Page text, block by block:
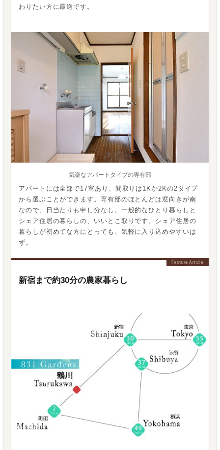
わりたい方に最適です。
気楽なアパートタイプの専有部
アパートには全部で17室あり、間取りは1Kか2Kの2タイプ
から選ぶことができます。専有部のほとんどは窓向きが南
なので、日当たりも申し分なし。一般的なひとり暮らしと
シェア住居の暮らしの、いいとこ取りです。シェア住居の
暮らしが初めてな方にとっても、気軽に入り込めやすいは
ず。
新宿まで約30分の農家暮らし